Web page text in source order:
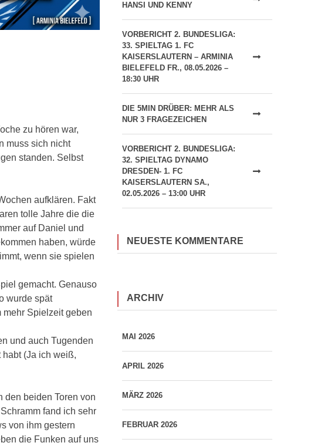
zu hören war,
muss sich nicht
standen. Selbst
aufklären. Fakt
tolle Jahre die die
auf Daniel und
haben, würde
wenn sie spielen
gemacht. Genauso
wurde spät
Spielzeit geben
und auch Tugenden
(Ja ich weiß,
den beiden Toren von
fand ich sehr
von ihm gestern
die Funken auf uns
HANSI UND KENNY
VORBERICHT 2. BUNDESLIGA:
33. SPIELTAG 1. FC
KAISERSLAUTERN – ARMINIA
BIELEFELD FR., 08.05.2026 –
18:30 UHR
DIE 5MIN DRÜBER: MEHR ALS
NUR 3 FRAGEZEICHEN
VORBERICHT 2. BUNDESLIGA:
32. SPIELTAG DYNAMO
DRESDEN- 1. FC
KAISERSLAUTERN SA.,
02.05.2026 – 13:00 UHR
NEUESTE KOMMENTARE
ARCHIV
MAI 2026
APRIL 2026
MÄRZ 2026
FEBRUAR 2026